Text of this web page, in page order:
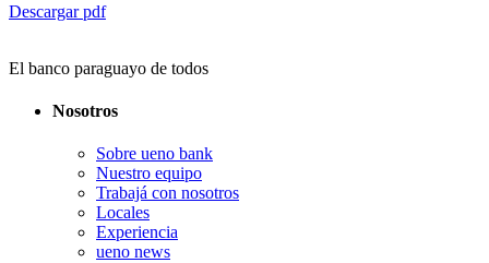
Descargar pdf
El banco paraguayo de todos
Nosotros
Sobre ueno bank
Nuestro equipo
Trabajá con nosotros
Locales
Experiencia
ueno news